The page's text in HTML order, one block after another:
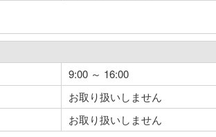
9:00 ～ 16:00
お取り扱いしません
お取り扱いしません